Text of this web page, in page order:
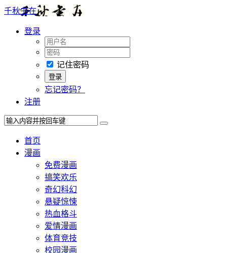
千秋书在
登录
记住密码
忘记密码？
注册
首页
漫画
免费漫画
搞笑欢乐
奇幻科幻
悬疑惊悚
热血格斗
爱情漫画
体育竞技
校园漫画